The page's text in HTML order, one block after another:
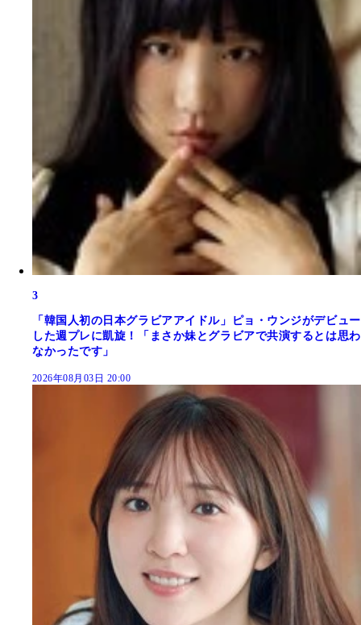
3
「韓国人初の日本グラビアアイドル」ピョ・ウンジがデビュー
した週プレに凱旋！「まさか妹とグラビアで共演するとは思わ
なかったです」
2026年08月03日 20:00